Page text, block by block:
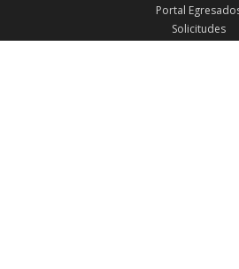
Portal
Solicitudes